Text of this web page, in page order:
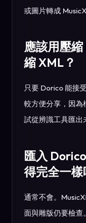
或圖片轉成
應該用壓
縮 XML？
只要 Dorico 能接
較方便分享，因為
試從辨識工具匯出
匯入
得完全一樣
通常不會。
面與雕版仍要檢查